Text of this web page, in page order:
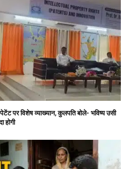
पर विशेष व्याख्यान, कुलपति बोले- भविष्य उसी
होगी